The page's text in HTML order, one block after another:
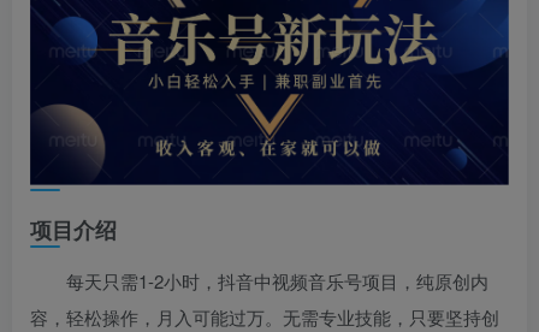
项目介绍
每天只需1-2小时，抖音中视频音乐号项目，纯原创内
容，轻松操作，月入可能过万。无需专业技能，只要坚持创